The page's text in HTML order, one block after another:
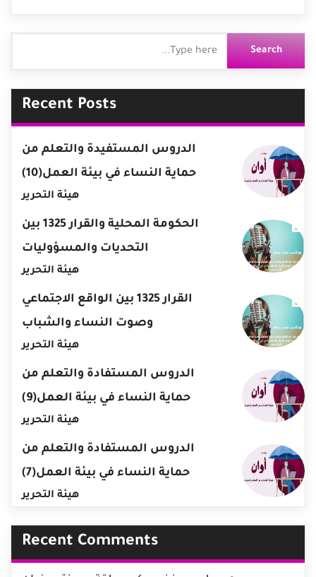
Recent Posts
الدروس المستفيدة والتعلم من
حماية النساء في بيئة العمل(10)
هيئة التحرير
الحكومة المحلية والقرار 1325 بين
التحديات والمسؤوليات
هيئة التحرير
القرار 1325 بين الواقع الاجتماعي
وصوت النساء والشباب
هيئة التحرير
الدروس المستفادة والتعلم من
حماية النساء في بيئة العمل(9)
هيئة التحرير
الدروس المستفادة والتعلم من
حماية النساء في بيئة العمل(7)
هيئة التحرير
Recent Comments